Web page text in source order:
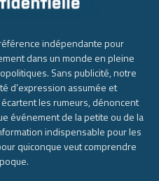
indépendante pour
dans un monde en pleine
Sans publicité, notre
d’expression assumée et
les rumeurs, dénoncent
événement de la petite ou de la
indispensable pour les
quiconque veut comprendre